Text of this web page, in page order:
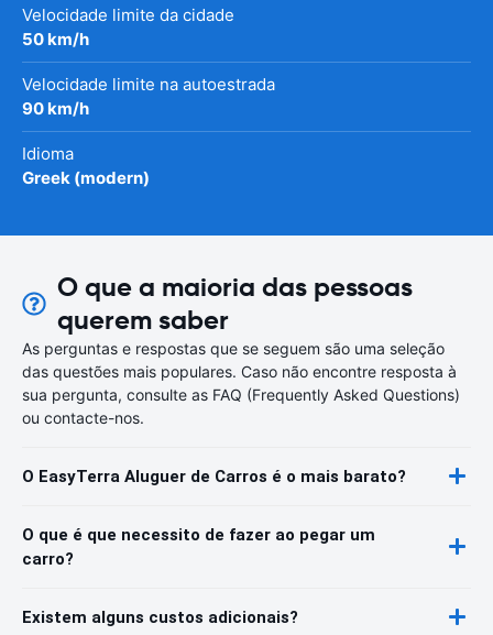
Velocidade limite da cidade
50 km/h
Velocidade limite na autoestrada
90 km/h
Idioma
Greek (modern)
O que a maioria das pessoas
querem saber
As perguntas e respostas que se seguem são uma seleção
das questões mais populares. Caso não encontre resposta à
sua pergunta, consulte as FAQ (Frequently Asked Questions)
ou contacte-nos.
O EasyTerra Aluguer de Carros é o mais barato?
O que é que necessito de fazer ao pegar um
carro?
Existem alguns custos adicionais?